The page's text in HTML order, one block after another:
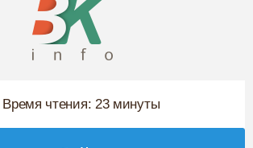
Время чтения: 23 минуты